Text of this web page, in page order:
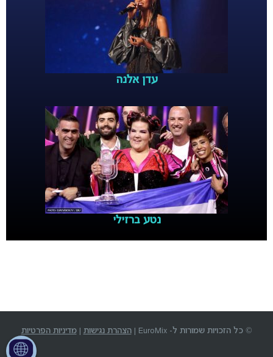
עדן אלנה
נטע ברזילי
© כל הזכויות שמורות ל- EuroMix | הצהרת נגישות |מדיניות הפרטיות